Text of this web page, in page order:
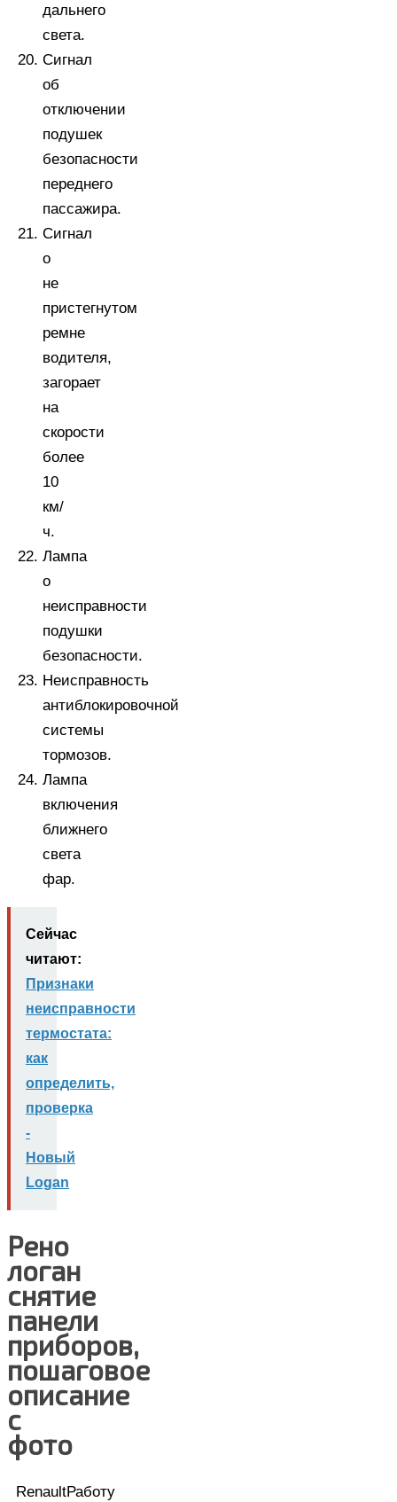
дальнего
света.
Сигнал
об
отключении
подушек
безопасности
переднего
пассажира.
Сигнал
о
не
пристегнутом
ремне
водителя,
загорает
на
скорости
более
10
км/
ч.
Лампа
о
неисправности
подушки
безопасности.
Неисправность
антиблокировочной
системы
тормозов.
Лампа
включения
ближнего
света
фар.
Сейчас
читают:
Признаки
неисправности
термостата:
как
определить,
проверка
-
Новый
Logan
Рено
логан
снятие
панели
приборов,
пошаговое
описание
с
фото
RenaultРаботу